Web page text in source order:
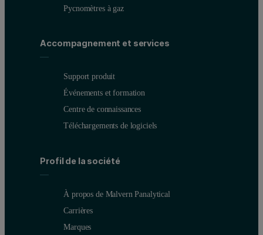
Pycnomètres à gaz
Accompagnement et services
Support produit
Événements et formation
Centre de connaissances
Téléchargements de logiciels
Profil de la société
À propos de Malvern Panalytical
Carrières
Marques